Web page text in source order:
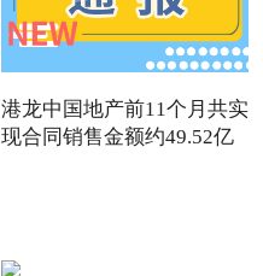
港龙中国地产前11个月共实
现合同销售金额约49.52亿